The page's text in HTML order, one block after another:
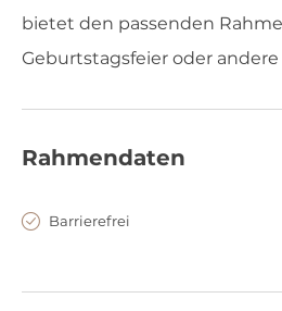
bietet den passenden
Geburtstagsfeier oder andere
Rahmendaten
Barrierefrei